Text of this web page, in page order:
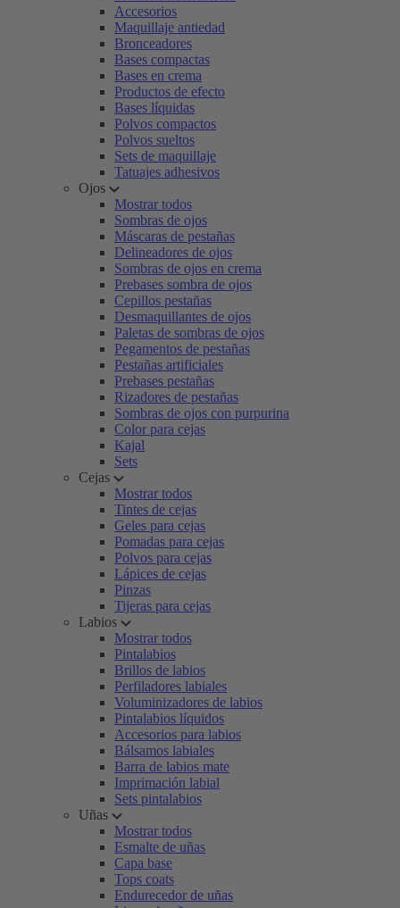
Accesorios
Maquillaje antiedad
Bronceadores
Bases compactas
Bases en crema
Productos de efecto
Bases líquidas
Polvos compactos
Polvos sueltos
Sets de maquillaje
Tatuajes adhesivos
Ojos
Mostrar todos
Sombras de ojos
Máscaras de pestañas
Delineadores de ojos
Sombras de ojos en crema
Prebases sombra de ojos
Cepillos pestañas
Desmaquillantes de ojos
Paletas de sombras de ojos
Pegamentos de pestañas
Pestañas artificiales
Prebases pestañas
Rizadores de pestañas
Sombras de ojos con purpurina
Color para cejas
Kajal
Sets
Cejas
Mostrar todos
Tintes de cejas
Geles para cejas
Pomadas para cejas
Polvos para cejas
Lápices de cejas
Pinzas
Tijeras para cejas
Labios
Mostrar todos
Pintalabios
Brillos de labios
Perfiladores labiales
Voluminizadores de labios
Pintalabios líquidos
Accesorios para labios
Bálsamos labiales
Barra de labios mate
Imprimación labial
Sets pintalabios
Uñas
Mostrar todos
Esmalte de uñas
Capa base
Tops coats
Endurecedor de uñas